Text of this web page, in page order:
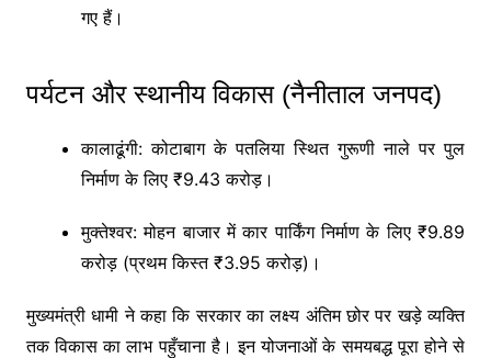
गए हैं।
पर्यटन और स्थानीय विकास (नैनीताल जनपद)
कालाढूंगी: कोटाबाग के पतलिया स्थित गुरूणी नाले पर पुल
निर्माण के लिए ₹9.43 करोड़।
मुक्तेश्वर: मोहन बाजार में कार पार्किंग निर्माण के लिए ₹9.89
करोड़ (प्रथम किस्त ₹3.95 करोड़)।
मुख्यमंत्री धामी ने कहा कि सरकार का लक्ष्य अंतिम छोर पर खड़े व्यक्ति
तक विकास का लाभ पहुँचाना है। इन योजनाओं के समयबद्ध पूरा होने से